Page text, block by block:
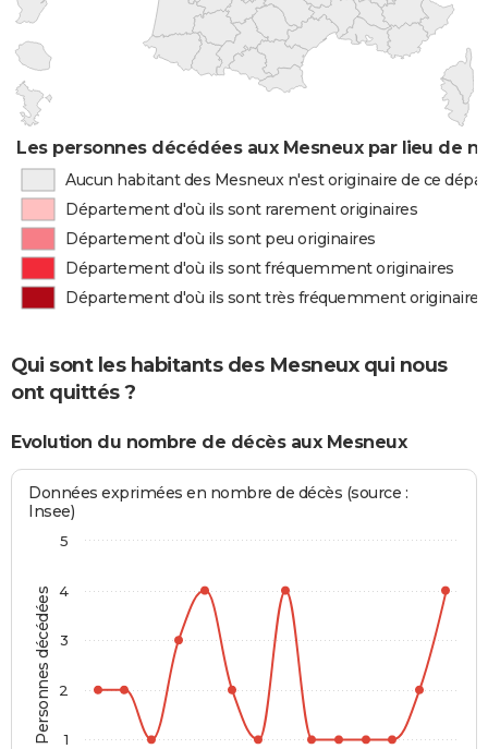
Les personnes décédées aux Mesneux par lieu de
Aucun habitant des Mesneux n'est originaire de ce
Département d'où ils sont rarement originaires
Département d'où ils sont peu originaires
Département d'où ils sont fréquemment originaires
Département d'où ils sont très fréquemment originaires
Qui sont les habitants des Mesneux qui nous
ont quittés ?
Evolution du nombre de décès aux Mesneux
Personnes décédées
Données exprimées en nombre de décès (source :
Insee)
1
2
3
4
5